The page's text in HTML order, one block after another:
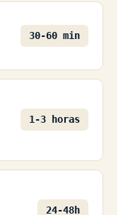
30-60 min
1-3 horas
24-48h